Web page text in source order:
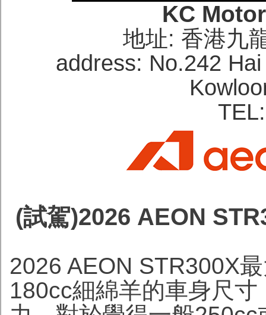
KC
地址: 香港九
address: No.242
(試駕)2026 AEON
2026 AEON STR300X
180cc細綿羊的車身尺